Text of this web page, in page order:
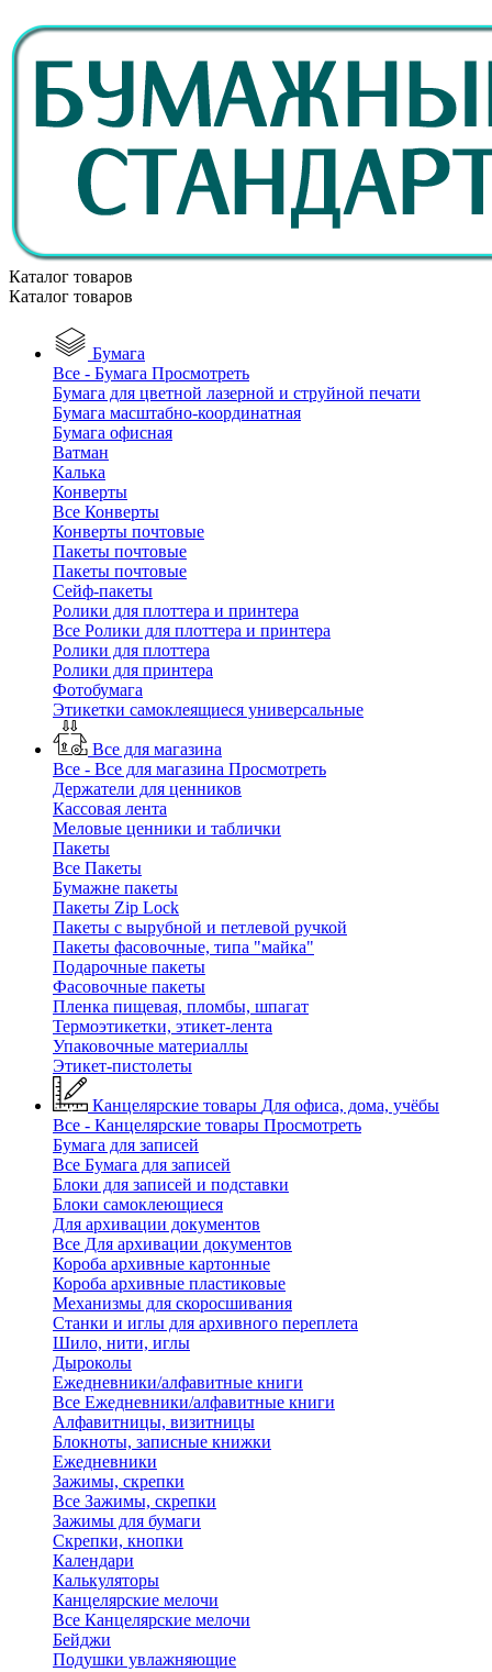
Каталог товаров
Каталог товаров
Бумага
Все - Бумага Просмотреть
Бумага для цветной лазерной и струйной печати
Бумага масштабно-координатная
Бумага офисная
Ватман
Калька
Конверты
Все Конверты
Конверты почтовые
Пакеты почтовые
Пакеты почтовые
Сейф-пакеты
Ролики для плоттера и принтера
Все Ролики для плоттера и принтера
Ролики для плоттера
Ролики для принтера
Фотобумага
Этикетки самоклеящиеся универсальные
Все для магазина
Все - Все для магазина Просмотреть
Держатели для ценников
Кассовая лента
Меловые ценники и таблички
Пакеты
Все Пакеты
Бумажне пакеты
Пакеты Zip Lock
Пакеты с вырубной и петлевой ручкой
Пакеты фасовочные, типа "майка"
Подарочные пакеты
Фасовочные пакеты
Пленка пищевая, пломбы, шпагат
Термоэтикетки, этикет-лента
Упаковочные материаллы
Этикет-пистолеты
Канцелярские товары Для офиса, дома, учёбы
Все - Канцелярские товары Просмотреть
Бумага для записей
Все Бумага для записей
Блоки для записей и подставки
Блоки самоклеющиеся
Для архивации документов
Все Для архивации документов
Короба архивные картонные
Короба архивные пластиковые
Механизмы для скоросшивания
Станки и иглы для архивного переплета
Шило, нити, иглы
Дыроколы
Ежедневники/алфавитные книги
Все Ежедневники/алфавитные книги
Алфавитницы, визитницы
Блокноты, записные книжки
Ежедневники
Зажимы, скрепки
Все Зажимы, скрепки
Зажимы для бумаги
Скрепки, кнопки
Календари
Калькуляторы
Канцелярские мелочи
Все Канцелярские мелочи
Бейджи
Подушки увлажняющие